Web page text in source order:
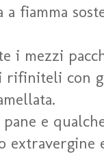
a fiamma
i mezzi
rifiniteli con
e
extravergine